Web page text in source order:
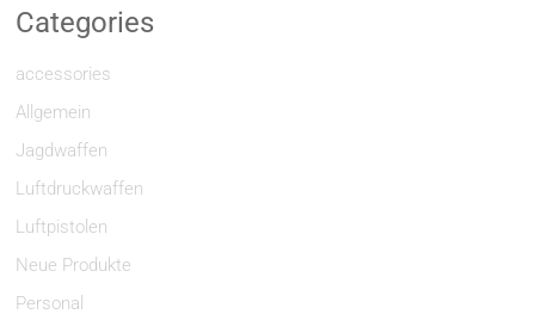
Categories
accessories
Allgemein
Jagdwaffen
Luftdruckwaffen
Luftpistolen
Neue Produkte
Personal